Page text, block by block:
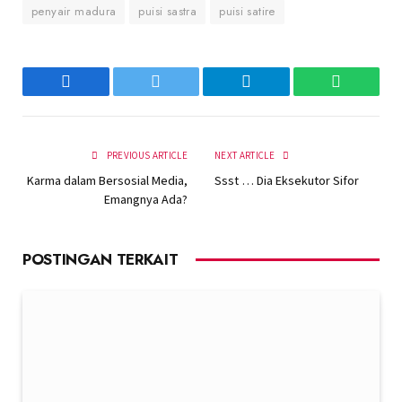
penyair madura puisi sastra puisi satire
Facebook Twitter Telegram
PREVIOUS ARTICLE
Karma dalam Bersosial Media,
Emangnya Ada?
NEXT ARTICLE
Ssst … Dia Eksekutor Sifor
POSTINGAN TERKAIT